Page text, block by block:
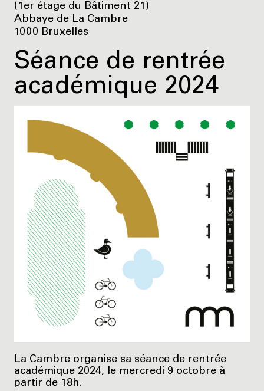
(1er étage du Bâtiment 21)
Abbaye de La Cambre
1000 Bruxelles
Séance de rentrée
académique 2024
La Cambre organise sa séance de rentrée
académique 2024, le mercredi 9 octobre à
partir de 18h.